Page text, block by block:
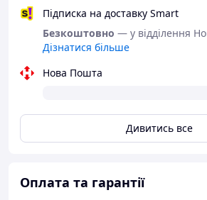
Кількість пазів: 4
Діаметр зовнішній: 60
Діаметр внутрішній: 17
Ширина: 23.4
Глибина: 9.2
Mitsubishi: A679C13970.
Krauf: APM9324.
Denso: 1012117370.
Підписка на доставку Smart
Безкоштовно — у відділення
Дізнатися більше
Нова Пошта
Дивитись все
Оплата та гарантії